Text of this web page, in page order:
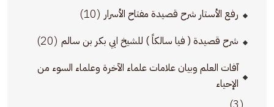
رفع الأستار شرح قصيدة مفتاح الأسرار (10)
شرح قصيدة ( فيا سالكاً ) للشيخ ابي بكر بن سالم (20)
آفات العلم وبيان علامات علماء الآخرة وعلماء السوء من
الإحياء